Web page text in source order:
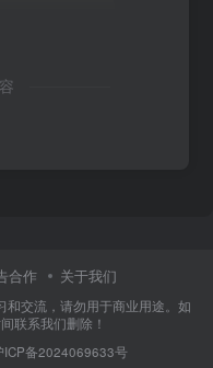
合作 关于我们
和交流，请勿用于商业用途。如
联系我们删除！
ICP备2024069633号